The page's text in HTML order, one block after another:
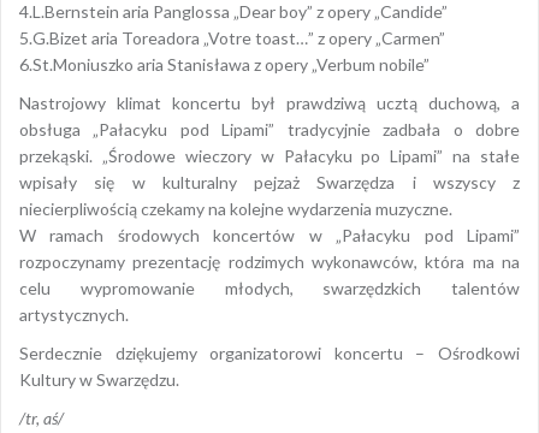
4.L.Bernstein aria Panglossa „Dear boy” z opery „Candide”
5.G.Bizet aria Toreadora „Votre toast…” z opery „Carmen”
6.St.Moniuszko aria Stanisława z opery „Verbum nobile”
Nastrojowy klimat koncertu był prawdziwą ucztą duchową, a
obsługa „Pałacyku pod Lipami” tradycyjnie zadbała o dobre
przekąski. „Środowe wieczory w Pałacy­ku po Lipami” na stałe
wpisały się w kulturalny pejzaż Swarzędza i wszyscy z
niecierpliwością czekamy na kolejne wydarzenia muzyczne.
W ramach środowych koncertów w „Pałacyku pod Lipami”
rozpoczynamy prezentację rodzimych wykonawców, która ma na
celu wypromowanie młodych, swarzędzkich talentów
artystycznych.
Serdecznie dziękujemy organizatorowi koncertu – Ośrodkowi
Kultury w Swarzędzu.
/tr, aś/